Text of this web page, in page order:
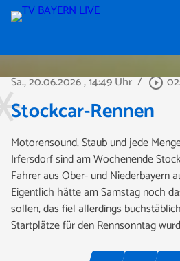
Sa., 20.06.2026, 14:49 Uhr / play_circle_outline
Stockcar-Rennen
Motorensound, Staub und jede
Irfersdorf sind am Wochenende
Fahrer aus Ober- und Niederbayern
Eigentlich hätte am Samstag noch
sollen, das fiel allerdings
Startplätze für den Rennsonntag